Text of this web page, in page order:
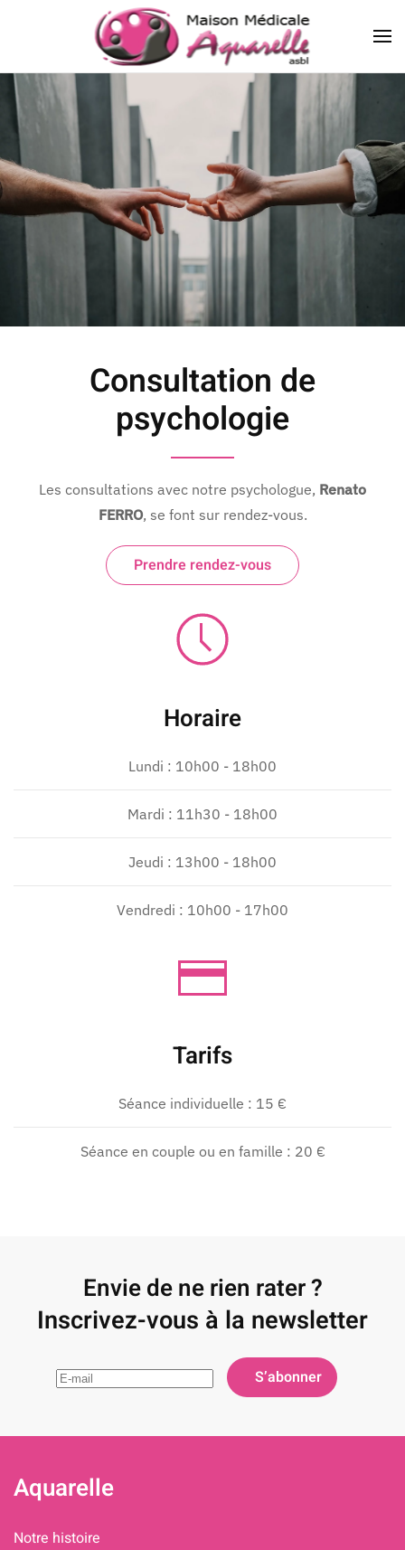
Consultation de
psychologie
Les consultations avec notre psychologue, Renato
FERRO, se font sur rendez-vous.
Prendre rendez-vous
Horaire
Lundi : 10h00 - 18h00
Mardi : 11h30 - 18h00
Jeudi : 13h00 - 18h00
Vendredi : 10h00 - 17h00
Tarifs
Séance individuelle : 15 €
Séance en couple ou en famille : 20 €
Envie de ne rien rater ?
Inscrivez-vous à la newsletter
Aquarelle
Notre histoire